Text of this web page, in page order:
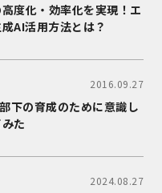
度化・効率化を実現！エ
AI活用方法とは？
2016.09.27
下の育成のために意識し
た
2024.08.27